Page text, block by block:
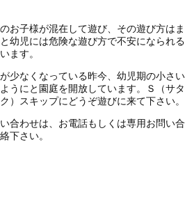
お子様が混在して遊び、その遊び方はま
幼児には危険な遊び方で不安になられる
ます。
少なくなっている昨今、幼児期の小さい
うにと園庭を開放しています。Ｓ（サタ
）スキップにどうぞ遊びに来て下さい。
合わせは、お電話もしくは専用お問い合
下さい。